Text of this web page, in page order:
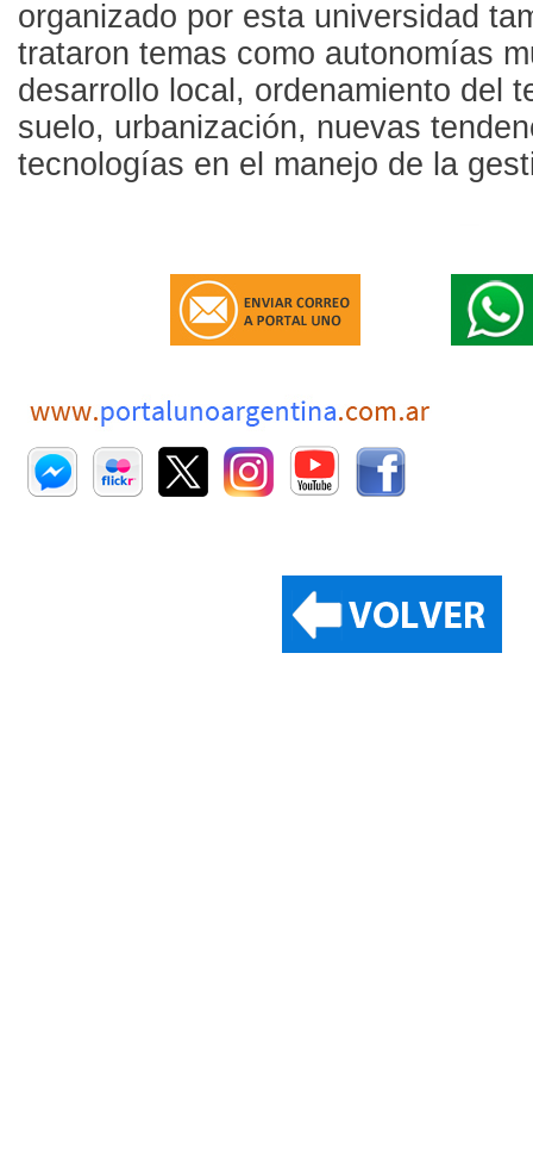
organizado por esta universidad
trataron temas como autonomías
desarrollo local, ordenamiento del
suelo, urbanización, nuevas
tecnologías en el manejo de la